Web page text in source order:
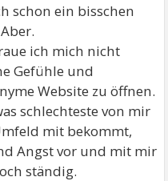
schon ein bisschen
ich mich nicht
Gefühle und
Website zu öffnen.
schlechteste von mir
mit bekommt,
Angst vor und mit mir
ständig.